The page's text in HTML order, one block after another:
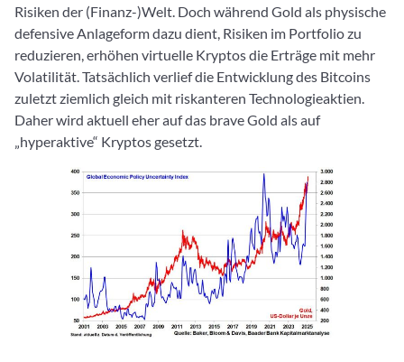
Risiken der (Finanz-)Welt. Doch während Gold als physische
defensive Anlageform dazu dient, Risiken im Portfolio zu
reduzieren, erhöhen virtuelle Kryptos die Erträge mit mehr
Volatilität. Tatsächlich verlief die Entwicklung des Bitcoins
zuletzt ziemlich gleich mit riskanteren Technologieaktien.
Daher wird aktuell eher auf das brave Gold als auf
„hyperaktive“ Kryptos gesetzt.